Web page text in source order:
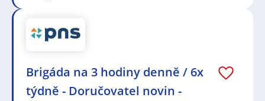
Brigáda na 3 hodiny denně / 6x
týdně - Doručovatel novin -